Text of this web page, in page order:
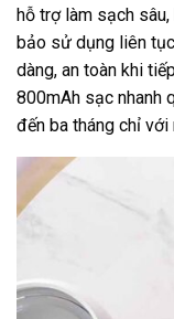
hỗ trợ làm sạch
bảo sử dụng liên
dàng, an toàn khi
800mAh sạc nhanh
đến ba tháng chỉ